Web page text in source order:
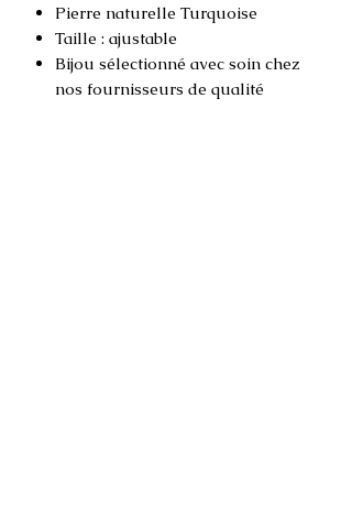
Pierre naturelle Turquoise
Taille : ajustable
Bijou sélectionné avec soin chez
nos fournisseurs de qualité